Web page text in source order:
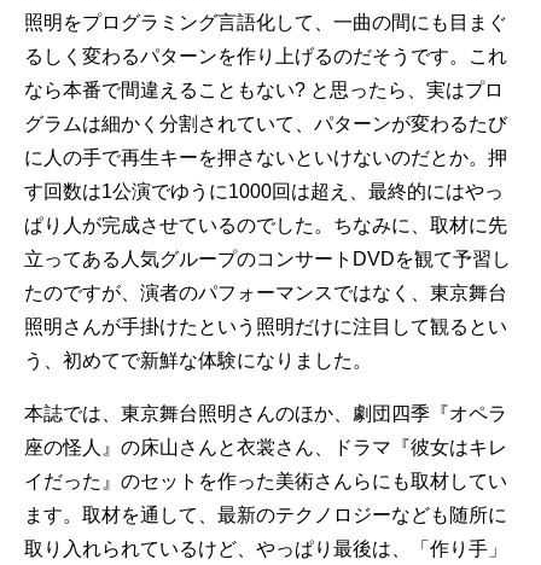
照明をプログラミング言語化して、一曲の間にも目まぐ
るしく変わるパターンを作り上げるのだそうです。これ
なら本番で間違えることもない? と思ったら、実はプロ
グラムは細かく分割されていて、パターンが変わるたび
に人の手で再生キーを押さないといけないのだとか。押
す回数は1公演でゆうに1000回は超え、最終的にはやっ
ぱり人が完成させているのでした。ちなみに、取材に先
立ってある人気グループのコンサートDVDを観て予習し
たのですが、演者のパフォーマンスではなく、東京舞台
照明さんが手掛けたという照明だけに注目して観るとい
う、初めてで新鮮な体験になりました。
本誌では、東京舞台照明さんのほか、劇団四季『オペラ
座の怪人』の床山さんと衣裳さん、ドラマ『彼女はキレ
イだった』のセットを作った美術さんらにも取材してい
ます。取材を通して、最新のテクノロジーなども随所に
取り入れられているけど、やっぱり最後は、「作り手」